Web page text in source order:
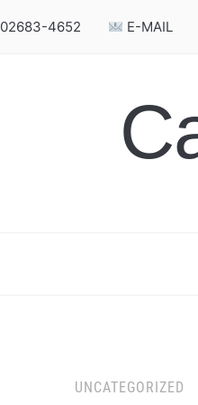
02683-4652 E-MAIL
UNCATEGORIZED